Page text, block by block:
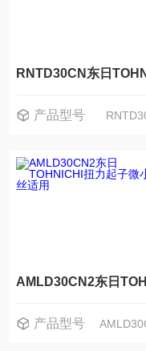
产品型号
产品型号